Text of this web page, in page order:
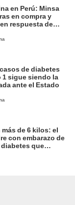
en Perú: Minsa
en compra y
respuesta de
de diabetes
1 sigue siendo la
ante el Estado
de 6 kilos: el
con embarazo de
que